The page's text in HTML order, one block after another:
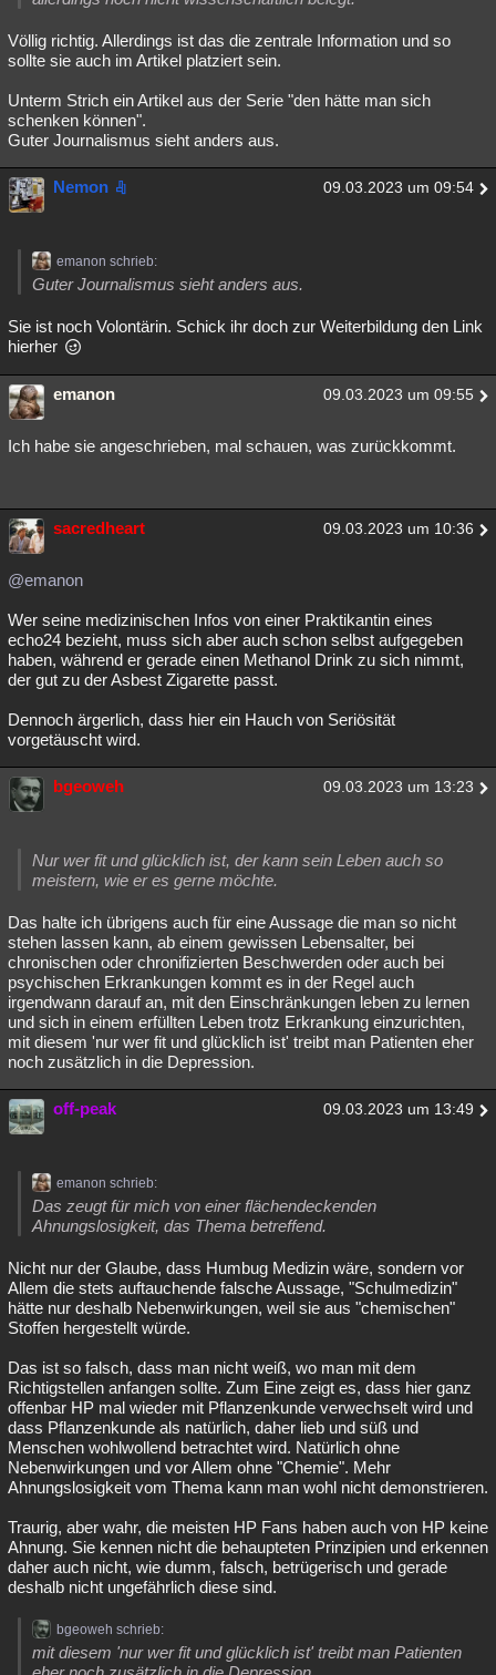
Völlig richtig. Allerdings ist das die zentrale Information und so
sollte sie auch im Artikel platziert sein.
Unterm Strich ein Artikel aus der Serie "den hätte man sich
schenken können".
Guter Journalismus sieht anders aus.
Nemon 09.03.2023 um 09:54
emanon schrieb:
Guter Journalismus sieht anders aus.
Sie ist noch Volontärin. Schick ihr doch zur Weiterbildung den Link
hierher
emanon 09.03.2023 um 09:55
Ich habe sie angeschrieben, mal schauen, was zurückkommt.
sacredheart 09.03.2023 um 10:36
@emanon
Wer seine medizinischen Infos von einer Praktikantin eines
echo24 bezieht, muss sich aber auch schon selbst aufgegeben
haben, während er gerade einen Methanol Drink zu sich nimmt,
der gut zu der Asbest Zigarette passt.
Dennoch ärgerlich, dass hier ein Hauch von Seriösität
vorgetäuscht wird.
bgeoweh 09.03.2023 um 13:23
Nur wer fit und glücklich ist, der kann sein Leben auch so
meistern, wie er es gerne möchte.
Das halte ich übrigens auch für eine Aussage die man so nicht
stehen lassen kann, ab einem gewissen Lebensalter, bei
chronischen oder chronifizierten Beschwerden oder auch bei
psychischen Erkrankungen kommt es in der Regel auch
irgendwann darauf an, mit den Einschränkungen leben zu lernen
und sich in einem erfüllten Leben trotz Erkrankung einzurichten,
mit diesem 'nur wer fit und glücklich ist' treibt man Patienten eher
noch zusätzlich in die Depression.
off-peak 09.03.2023 um 13:49
emanon schrieb:
Das zeugt für mich von einer flächendeckenden
Ahnungslosigkeit, das Thema betreffend.
Nicht nur der Glaube, dass Humbug Medizin wäre, sondern vor
Allem die stets auftauchende falsche Aussage, "Schulmedizin"
hätte nur deshalb Nebenwirkungen, weil sie aus "chemischen"
Stoffen hergestellt würde.
Das ist so falsch, dass man nicht weiß, wo man mit dem
Richtigstellen anfangen sollte. Zum Eine zeigt es, dass hier ganz
offenbar HP mal wieder mit Pflanzenkunde verwechselt wird und
dass Pflanzenkunde als natürlich, daher lieb und süß und
Menschen wohlwollend betrachtet wird. Natürlich ohne
Nebenwirkungen und vor Allem ohne "Chemie". Mehr
Ahnungslosigkeit vom Thema kann man wohl nicht demonstrieren.
Traurig, aber wahr, die meisten HP Fans haben auch von HP keine
Ahnung. Sie kennen nicht die behaupteten Prinzipien und erkennen
daher auch nicht, wie dumm, falsch, betrügerisch und gerade
deshalb nicht ungefährlich diese sind.
bgeoweh schrieb:
mit diesem 'nur wer fit und glücklich ist' treibt man Patienten